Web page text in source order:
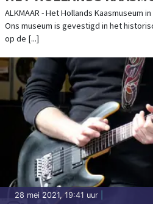
ALKMAAR - Het Hollands Kaasmuseum
Ons museum is gevestigd in het
op de [...]
28 mei 2021, 19:41 uur